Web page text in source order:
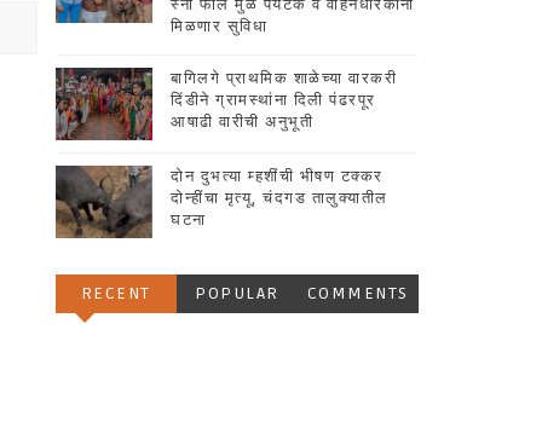
स्नो फॉल मुळे पर्यटक व वाहनधारकांना
मिळणार सुविधा
बागिलगे प्राथमिक शाळेच्या वारकरी
दिंडीने ग्रामस्थांना दिली पंढरपूर
आषाढी वारीची अनुभूती
दोन दुभत्या म्हशींची भीषण टक्कर
दोन्हींचा मृत्यू, चंदगड तालुक्यातील
घटना
RECENT POPULAR COMMENTS